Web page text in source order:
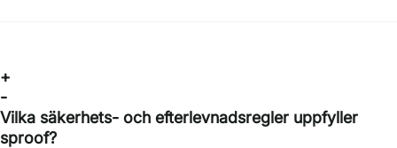
+
-
Vilka säkerhets- och efterlevnadsregler uppfyller
sproof?